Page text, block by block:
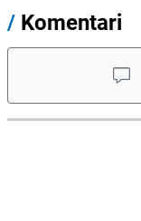
/ Komentari